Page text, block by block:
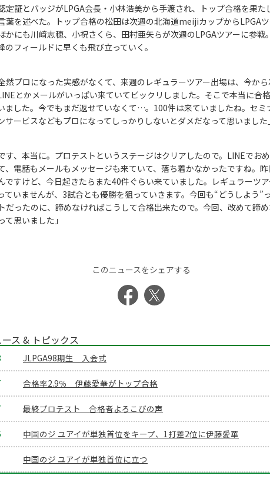
定証とバッジがLPGA会長・小林浩美から手渡され、トップ合格を果た
葉を述べた。トップ合格の松田は次週の北海道meijiカップからLPGA
かにも川﨑志穂、小祝さくら、田村亜矢らが次週のLPGAツアーに参戦
のフィールドに早くも飛び立っていく。
然プロになった実感がなくて、来週のレギュラーツアー出場は、今か
とかメールがいっぱい来ていてビックリしました。そこで本当に合
ました。今でもまだ返せていなくて…。100件は来ていましたね。セミ
サービスなどもプロになってしっかりしないとダメだなって思いました」
す、本当に。プロテストというステージはクリアしたので。LINEでお
、電話もメールもメッセージも来ていて、落ち着かなかったですね。
ですけど、今日起きたらまた40件ぐらい来ていました。レギュラーツ
ていませんが、3試合とも優勝を狙っていきます。今回も“どうしよう”
だったのに、諦めなければこうして合格出来たので。今回、改めて諦
て思いました」
このニュースをシェアする
ス & トピックス
JLPGA98期生 入会式
合格率2.9％ 伊藤愛華がトップ合格
最終プロテスト 合格者よろこびの声
中国のジ ユアイが単独首位をキープ、1打差2位に伊藤愛華
中国のジ ユアイが単独首位に立つ